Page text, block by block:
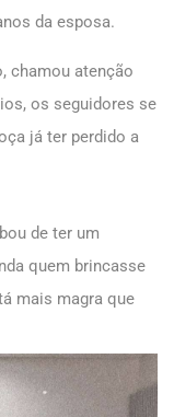
da esposa.
chamou atenção
os seguidores se
já ter perdido a
de ter um
quem brincasse
mais magra que